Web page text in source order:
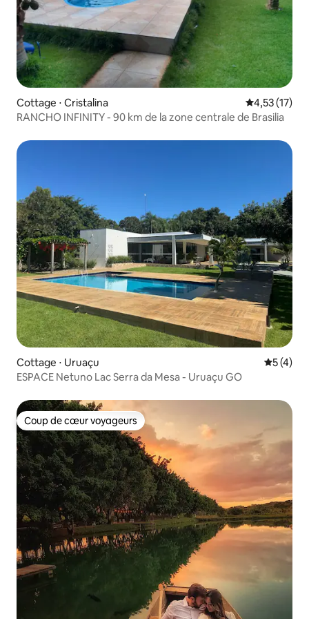
Cottage ⋅ Cristalina Évaluation
4,53 (17)
RANCHO INFINITY - 90 km de la zone centrale de Brasilia
Cottage ⋅ Uruaçu
5 (4)
ESPACE Netuno Lac Serra da Mesa - Uruaçu GO
Coup de cœur voyageurs
Coup de cœur voyageurs